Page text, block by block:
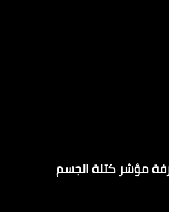
مؤشر كتلة الجسم